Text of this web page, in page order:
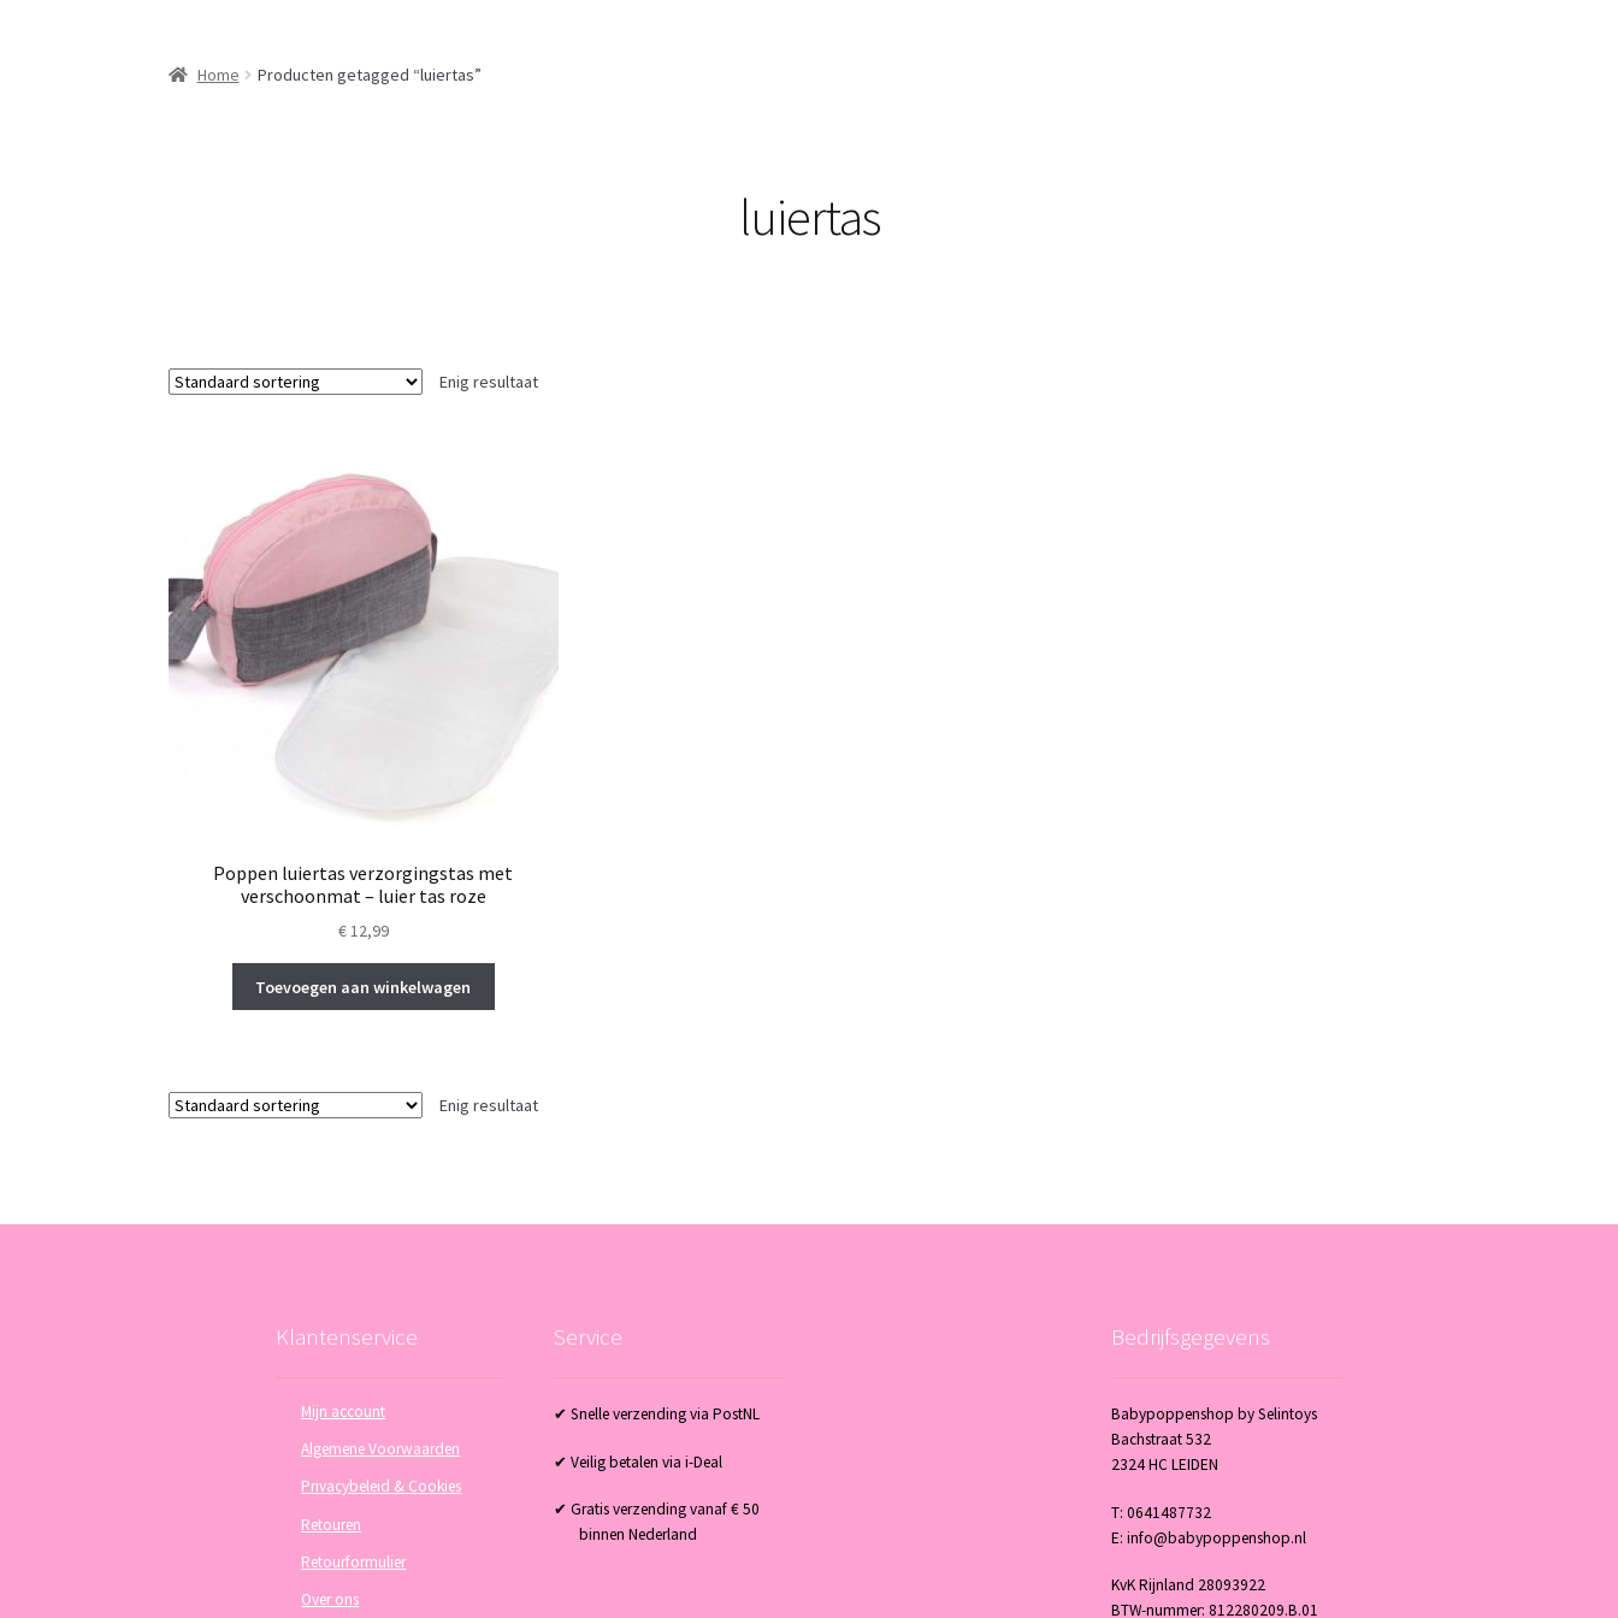
Home Producten getagged “luiertas”
luiertas
Enig resultaat
Poppen luiertas verzorgingstas met
verschoonmat – luier tas roze
€12,99
Toevoegen aan winkelwagen
Enig resultaat
Klantenservice
Mijn account
Algemene Voorwaarden
Privacybeleid & Cookies
Retouren
Retourformulier
Over ons
Service
✔ Snelle verzending via PostNL
✔ Veilig betalen via i-Deal
✔ Gratis verzending vanaf € 50
binnen Nederland
Bedrijfsgegevens
Babypoppenshop by Selintoys
Bachstraat 532
2324 HC LEIDEN
T: 0641487732
E: info@babypoppenshop.nl
KvK Rijnland 28093922
BTW-nummer: 812280209.B.01